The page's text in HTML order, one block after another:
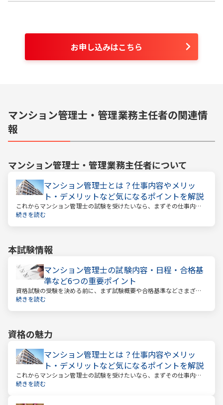
お申し込みはこちら
マンション管理士・管理業務主任者の関連情
報
マンション管理士・管理業務主任者について
マンション管理士とは？仕事内容やメリッ
ト・デメリットなど気になるポイントを解説
これからマンション管理士の試験を受けたいなら、まずその仕事内容
を確かめましょう。この仕事では、マンション管理組合の総合的なサ
続きを読む
本試験情報
マンション管理士の試験内容・日程・合格基
準など6つの重要ポイント
資格試験の受験を決める前に、まず試験概要や合格基準などさまざま
なことを把握しておくことが大切です。試験までの日数を計算し、無
続きを読む
資格の魅力
マンション管理士とは？仕事内容やメリッ
ト・デメリットなど気になるポイントを解説
これからマンション管理士の試験を受けたいなら、まずその仕事内容
を確かめましょう。この仕事では、マンション管理組合の総合的なサ
続きを読む